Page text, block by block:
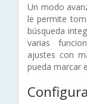
Un modo
le permite
búsqueda
varias
ajustes con
pueda marcar